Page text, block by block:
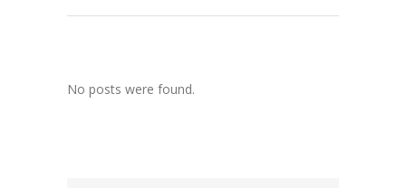
No posts were found.